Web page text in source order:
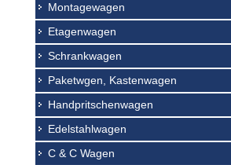
Montagewagen
Etagenwagen
Schrankwagen
Paketwgen, Kastenwagen
Handpritschenwagen
Edelstahlwagen
C & C Wagen